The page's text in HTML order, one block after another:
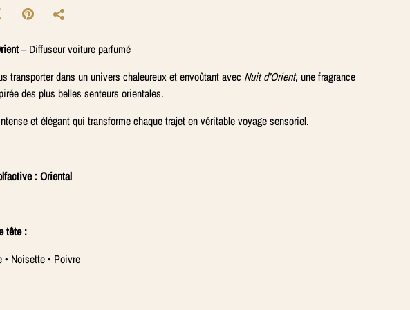
– Diffuseur voiture parfumé
transporter dans un univers chaleureux et envoûtant avec Nuit d’Orient, une fragrance
des plus belles senteurs orientales.
et élégant qui transforme chaque trajet en véritable voyage sensoriel.
: Oriental
tête :
• Noisette • Poivre